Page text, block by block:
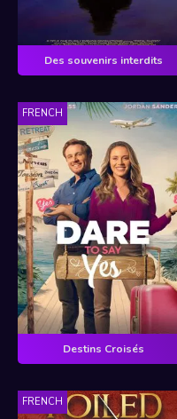
Des souvenirs interdits
FRENCH
Destins Croisés
FRENCH